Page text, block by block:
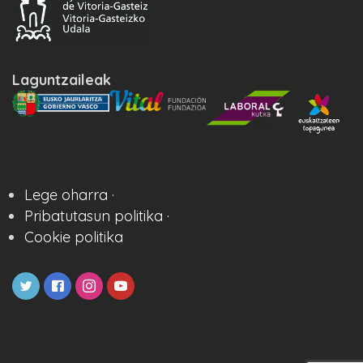
Laguntzaileak
Lege oharra ·
Pribatutasun politika ·
Cookie politika